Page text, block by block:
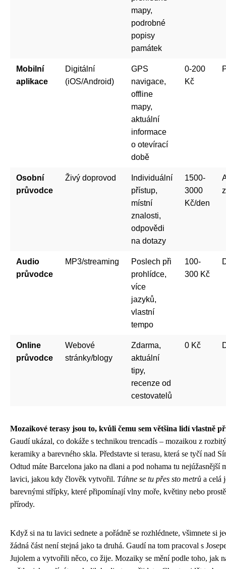
mapy,
podrobné
popisy
památek
Mobilní
aplikace
Digitální
(iOS/Android)
GPS
navigace,
offline
mapy,
aktuální
informace
o otevírací
době
0-200
Kč
Osobní
průvodce
Živý doprovod
Individuální
přístup,
místní
znalosti,
odpovědi
na dotazy
1500-
3000
Kč/den
Audio
průvodce
MP3/streaming
Poslech při
prohlídce,
více
jazyků,
vlastní
tempo
100-
300 Kč
Online
průvodce
Webové
stránky/blogy
Zdarma,
aktuální
tipy,
recenze od
cestovatelů
0 Kč
Mozaikové terasy jsou to, kvůli čemu sem většina lidí vlastně
Gaudí ukázal, co dokáže s technikou trencadís – mozaikou z
keramiky a barevného skla. Představte si terasu, která se tyčí nad
Odtud máte Barcelona jako na dlani a pod nohama tu nejúžasnější
lavici, jakou kdy člověk vytvořil. Táhne se tu přes sto metrů a celá
barevnými střípky, které připomínají vlny moře, květiny nebo
přírody.
Když si na tu lavici sednete a pořádně se rozhlédnete, všimnete si
žádná část není stejná jako ta druhá. Gaudí na tom pracoval s
Jujolem a vytvořili něco, co žije. Mozaiky se mění podle toho, jak